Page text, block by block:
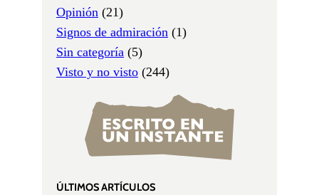
Opinión (21)
Signos de admiración (1)
Sin categoría (5)
Visto y no visto (244)
ÚLTIMOS ARTÍCULOS